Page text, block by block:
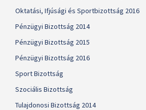
Oktatási, Ifjúsági és Sportbizottság 2016
Pénzügyi Bizottság 2014
Pénzügyi Bizottság 2015
Pénzügyi Bizottság 2016
Sport Bizottság
Szociális Bizottság
Tulajdonosi Bizottság 2014